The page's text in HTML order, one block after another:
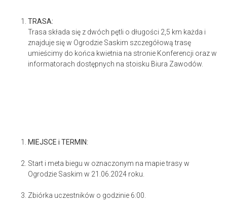
TRASA:
Trasa składa się z dwóch pętli o długości 2,5 km każda i
znajduje się w Ogrodzie Saskim szczegółową trasę
umieścimy do końca kwietnia na stronie Konferencji oraz w
informatorach dostępnych na stoisku Biura Zawodów.
MIEJSCE i TERMIN:
Start i meta biegu w oznaczonym na mapie trasy w
Ogrodzie Saskim w 21.06.2024 roku.
Zbiórka uczestników o godzinie 6:00.